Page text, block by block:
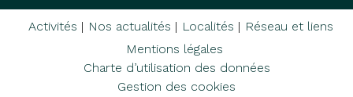
Activités Nos actualités Localités
Réseau et liens
Mentions légales
Charte d’utilisation des données
Gestion des cookies